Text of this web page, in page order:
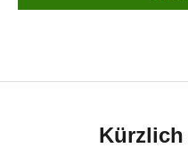
Kürzlich